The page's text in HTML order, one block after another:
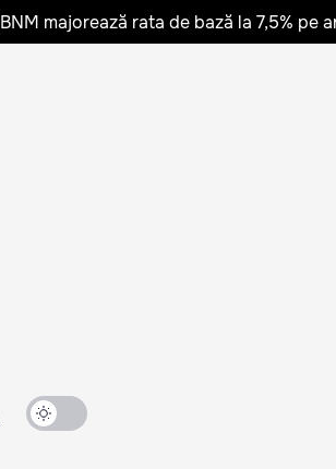
BNM majorează rata de bază la 7,5% pe